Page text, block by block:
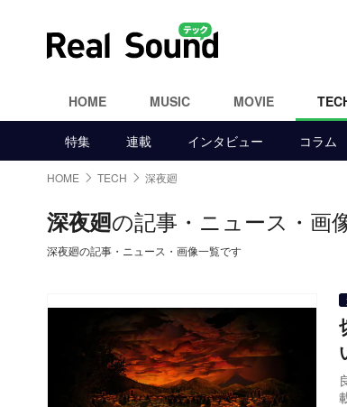
HOME MUSIC MOVIE
特集 連載 インタビュー コラム
HOME TECH 深夜廻
深夜廻の記事・ニュース・画
深夜廻の記事・ニュース・画像一覧です